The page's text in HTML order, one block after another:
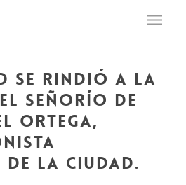
se rindió a la
señorío de
ortega,
la ciudad.